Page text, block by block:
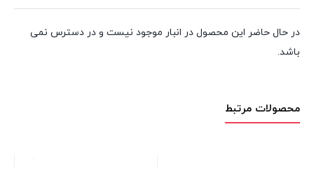
در حال حاضر این محصول در انبار موجود نیست و در دسترس نمی
باشد.
محصولات مرتبط